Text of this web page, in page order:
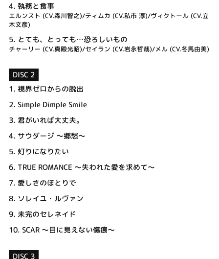
4. 執務と食事
エルンスト (CV.森川智之)/ティムカ (CV.私市 淳)/ヴィクトール (CV.立
木文彦)
5. とても、とっても…恐ろしいもの
チャーリー (CV.真殿光昭)/セイラン (CV.岩永哲哉)/メル (CV.冬馬由美)
DISC 2
1. 視界ゼロからの脱出
2. Simple Dimple Smile
3. 君がいれば大丈夫。
4. サウダージ ～郷愁～
5. 灯りになりたい
6. TRUE ROMANCE ～失われた愛を求めて～
7. 愛しさのほとりで
8. ソレイユ・ルヴァン
9. 未完のセレネイド
10. SCAR ～目に見えない傷痕～
DISC 3